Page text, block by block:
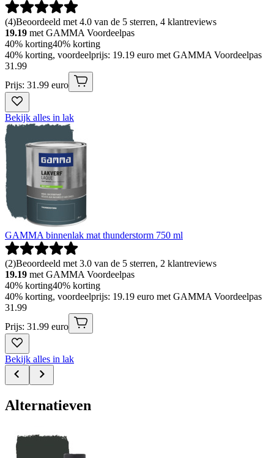
(4)Beoordeeld met 4.0 van de 5 sterren, 4 klantreviews
19.19 met GAMMA Voordeelpas
40% korting40% korting
40% korting, voordeelprijs: 19.19 euro met GAMMA Voordeelpas
31 .99
Prijs: 31.99 euro
Bekijk alles in lak
GAMMA binnenlak mat thunderstorm 750 ml
(2)Beoordeeld met 3.0 van de 5 sterren, 2 klantreviews
19.19 met GAMMA Voordeelpas
40% korting40% korting
40% korting, voordeelprijs: 19.19 euro met GAMMA Voordeelpas
31 .99
Prijs: 31.99 euro
Bekijk alles in lak
Alternatieven